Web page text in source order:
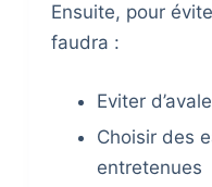
Ensuite, pour
faudra :
Eviter
Choisir des
entretenues